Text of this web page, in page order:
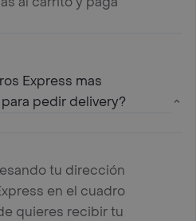
Express mas
pedir delivery?
tu dirección
en el cuadro
quieres recibir tu